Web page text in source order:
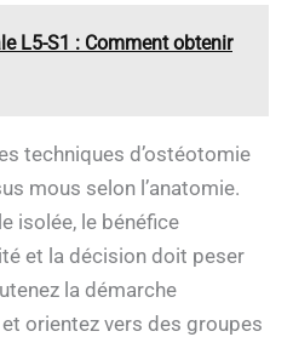
L5-S1 : Comment obtenir
techniques d’ostéotomie
mous selon l’anatomie.
isolée, le bénéfice
et la décision doit peser
la démarche
orientez vers des groupes